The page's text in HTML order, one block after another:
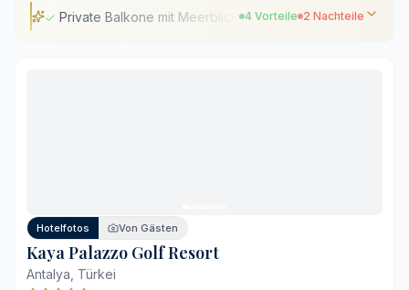
Private Balkone mit Meerblick 4 Vorteile 2 Nachteile
Hotelfotos Von Gästen
Kaya Palazzo Golf Resort
Antalya, Türkei